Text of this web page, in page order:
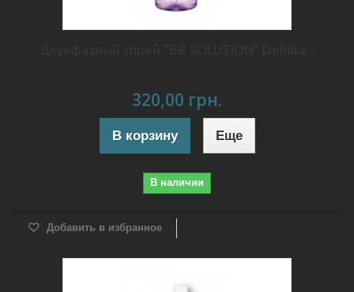
320,00 грн.
В корзину Еще
В наличии
Добавить в избранное